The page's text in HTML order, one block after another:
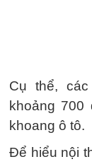
Cụ thể,
khoảng
khoang ô tô.
Để hiểu nội